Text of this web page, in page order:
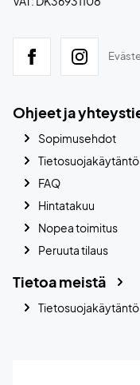
Ohjeet ja
Sopimusehdot
Tietosuojakäytäntö
FAQ
Hintatakuu
Nopea toimitus
Peruuta tilaus
Tietoa meistä
Tietosuojakäytäntö